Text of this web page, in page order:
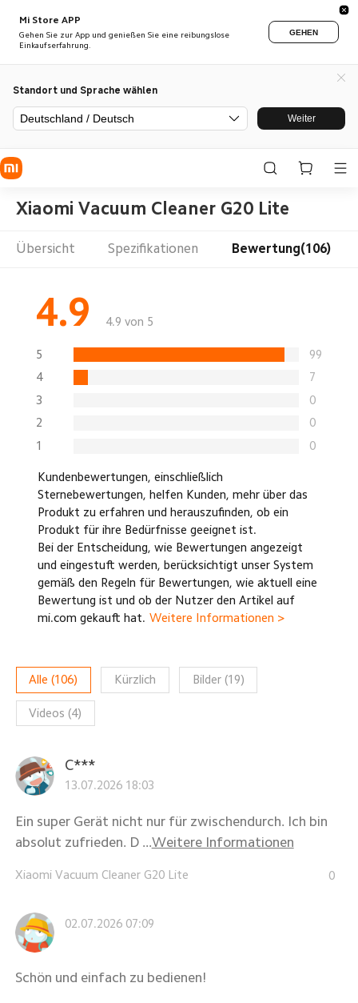
Mi Store APP
Gehen Sie zur App und genießen Sie eine reibungslose
Einkaufserfahrung.
GEHEN
Standort und Sprache wählen
Deutschland / Deutsch Weiter
Xiaomi Vacuum Cleaner G20 Lite
Übersicht Spezifikationen Bewertung(106)
4.9 4.9 von 5
5
99
4
7
3
0
2
0
1
0
Kundenbewertungen, einschließlich
Sternebewertungen, helfen Kunden, mehr über das
Produkt zu erfahren und herauszufinden, ob ein
Produkt für ihre Bedürfnisse geeignet ist.
Bei der Entscheidung, wie Bewertungen angezeigt
und eingestuft werden, berücksichtigt unser System
gemäß den Regeln für Bewertungen, wie aktuell eine
Bewertung ist und ob der Nutzer den Artikel auf
mi.com gekauft hat. Weitere Informationen >
Alle (106) Kürzlich Bilder(19)
Videos (4)
C***
13.07.2026 18:03
Ein super Gerät nicht nur für zwischendurch. Ich bin
absolut zufrieden. D ...Weitere Informationen
Xiaomi Vacuum Cleaner G20 Lite 0
02.07.2026 07:09
Schön und einfach zu bedienen!